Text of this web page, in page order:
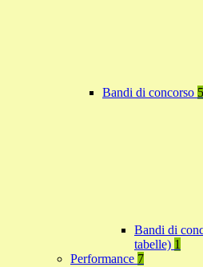
Bandi di concorso 5
Bandi di
tabelle) 1
Performance 7